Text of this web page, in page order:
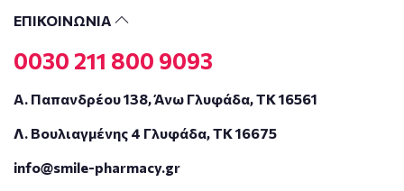
ΕΠΙΚΟΙΝΩΝΙΑ
0030 211 800 9093
Α. Παπανδρέου 138, Άνω Γλυφάδα, ΤΚ 16561
Λ. Βουλιαγμένης 4 Γλυφάδα, ΤΚ 16675
info@smile-pharmacy.gr